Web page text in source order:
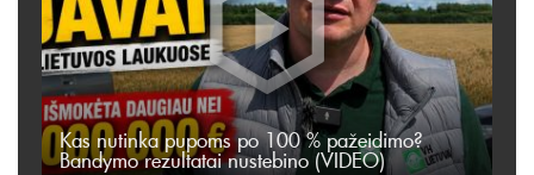
Kas nutinka pupoms po 100 % pažeidimo?
Bandymo rezultatai nustebino (VIDEO)